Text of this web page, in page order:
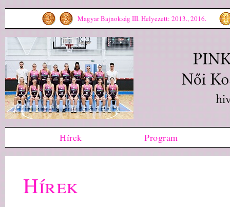
Magyar Bajnokság III. Helyezett: 2013., 2016.
Hírek Program
Hírek